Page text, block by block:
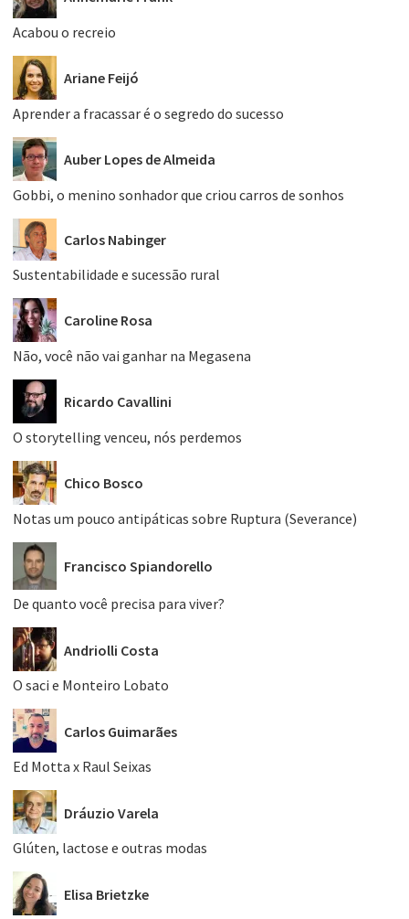
Acabou o recreio
Ariane Feijó
Aprender a fracassar é o segredo do sucesso
Auber Lopes de Almeida
Gobbi, o menino sonhador que criou carros de sonhos
Carlos Nabinger
Sustentabilidade e sucessão rural
Caroline Rosa
Não, você não vai ganhar na Megasena
Ricardo Cavallini
O storytelling venceu, nós perdemos
Chico Bosco
Notas um pouco antipáticas sobre Ruptura (Severance)
Francisco Spiandorello
De quanto você precisa para viver?
Andriolli Costa
O saci e Monteiro Lobato
Carlos Guimarães
Ed Motta x Raul Seixas
Dráuzio Varela
Glúten, lactose e outras modas
Elisa Brietzke